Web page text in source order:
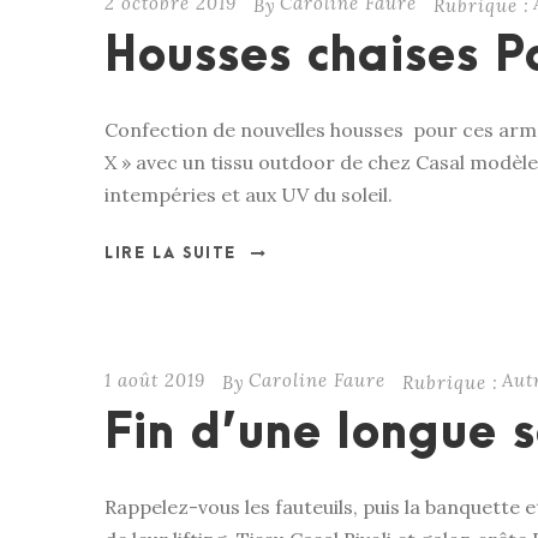
By Rubrique :
Housses chaises
Confection de nouvelles housses pour ces
X » avec un tissu outdoor de chez Casal
intempéries et aux UV du soleil.
LIRE LA SUITE
1 août 2019 By Caroline Faure Rubrique :
Fin d’une longue
Rappelez-vous les fauteuils, puis la